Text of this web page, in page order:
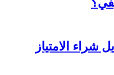
شراء الامتياز